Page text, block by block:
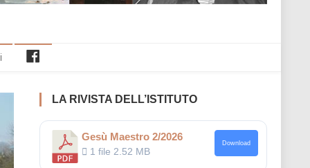
LA RIVISTA DELL’ISTITUTO
Gesù Maestro 2/2026
1 file 2.52 MB
Download